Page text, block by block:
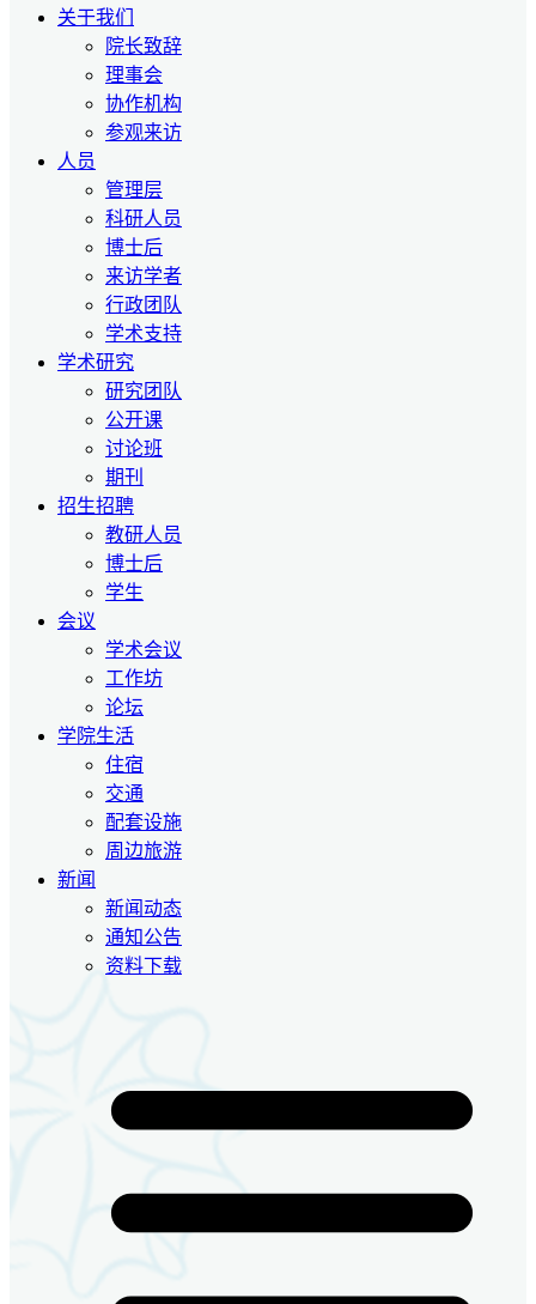
关于我们
院长致辞
理事会
协作机构
参观来访
人员
管理层
科研人员
博士后
来访学者
行政团队
学术支持
学术研究
研究团队
公开课
讨论班
期刊
招生招聘
教研人员
博士后
学生
会议
学术会议
工作坊
论坛
学院生活
住宿
交通
配套设施
周边旅游
新闻
新闻动态
通知公告
资料下载